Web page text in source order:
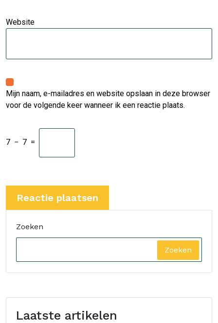
Website
Mijn naam, e-mailadres en website opslaan in deze browser
voor de volgende keer wanneer ik een reactie plaats.
7 − 7 =
Zoeken
Zoeken
Laatste artikelen